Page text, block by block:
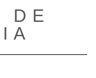
DE
de navegación